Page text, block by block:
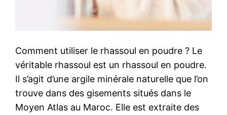
Comment utiliser le rhassoul en poudre ? Le
véritable rhassoul est un rhassoul en poudre.
Il s’agit d’une argile minérale naturelle que l’on
trouve dans des gisements situés dans le
Moyen Atlas au Maroc. Elle est extraite des